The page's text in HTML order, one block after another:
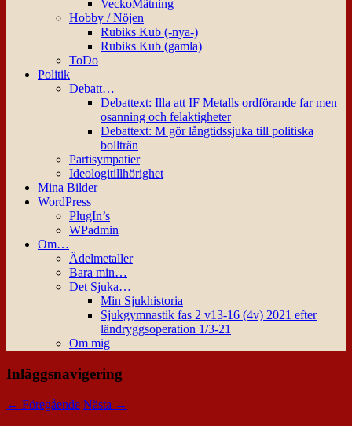
VeckoMätning
Hobby / Nöjen
Rubiks Kub (-nya-)
Rubiks Kub (gamla)
ToDo
Politik
Debatt…
Debattext: Illa att IF Metalls ordförande far men
osanning och felaktigheter
Debattext: M gör långtidssjuka till politiska
bollträn
Partisympatier
Ideologitillhörighet
Mina Bilder
WordPress
PlugIn’s
WPadmin
Om…
Ädelmetaller
Bara min…
Det Sjuka…
Min Sjukhistoria
Sjukgymnastik fas 2 v13-16 (4v) 2021 efter
ländryggsoperation 1/3-21
Om mig
Inläggsnavigering
← Föregående Nästa →